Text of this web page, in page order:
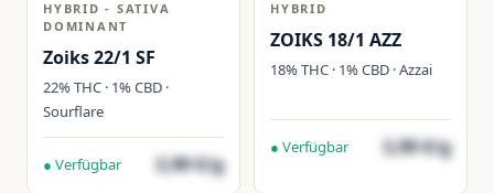
HYBRID - SATIVA
DOMINANT
Zoiks 22/1 SF
22% THC · 1% CBD ·
Sourflare
● Verfügbar 3,99 €/g
HYBRID
ZOIKS 18/1 AZZ
18% THC · 1% CBD · Azzai
● Verfügbar 3,99 €/g